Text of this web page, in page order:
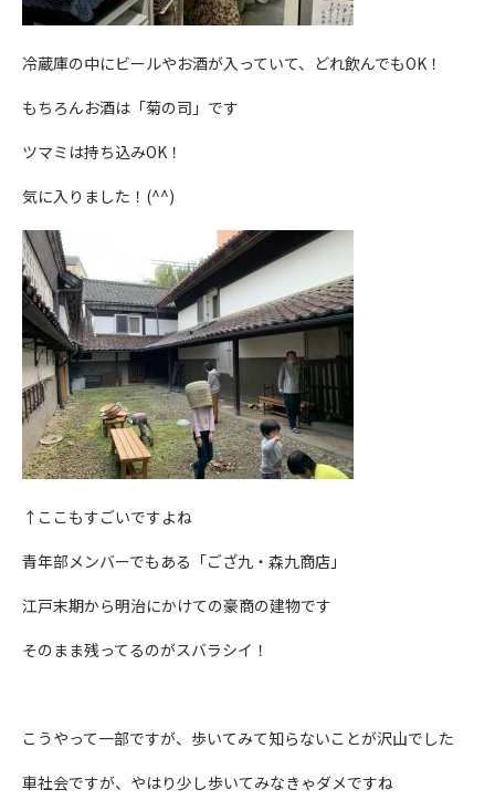
冷蔵庫の中にビールやお酒が入っていて、どれ飲んでもOK！
もちろんお酒は「菊の司」です
ツマミは持ち込みOK！
気に入りました！(^^)
↑ここもすごいですよね
青年部メンバーでもある「ござ九・森九商店」
江戸末期から明治にかけての豪商の建物です
そのまま残ってるのがスバラシイ！
こうやって一部ですが、歩いてみて知らないことが沢山でした
車社会ですが、やはり少し歩いてみなきゃダメですね